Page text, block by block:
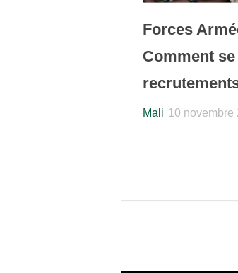
Forces
Comment
Mali 10 novembre